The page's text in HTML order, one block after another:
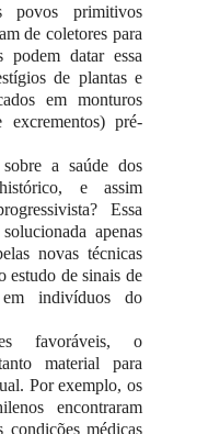
povos primitivos
de coletores para
podem datar essa
de plantas e
em monturos
pré-
a saúde dos
e assim
Essa
apenas
novas técnicas
estudo de sinais de
indivíduos do
favoráveis, o
material para
Por exemplo, os
encontraram
condições médicas